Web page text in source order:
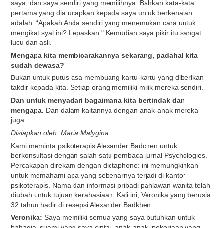
saya, dan saya sendiri yang memilihnya. Bahkan kata-kata
pertama yang dia ucapkan kepada saya untuk berkenalan
adalah: “Apakah Anda sendiri yang menemukan cara untuk
mengikat syal ini? Lepaskan." Kemudian saya pikir itu sangat
lucu dan asli.
Mengapa kita membicarakannya sekarang, padahal kita
sudah dewasa?
Bukan untuk putus asa membuang kartu-kartu yang diberikan
takdir kepada kita. Setiap orang memiliki milik mereka sendiri.
Dan untuk menyadari bagaimana kita bertindak dan
mengapa. Dan dalam kaitannya dengan anak-anak mereka
juga.
Disiapkan oleh: Maria Malygina
Kami meminta psikoterapis Alexander Badchen untuk
berkonsultasi dengan salah satu pembaca jurnal Psychologies.
Percakapan direkam dengan dictaphone: ini memungkinkan
untuk memahami apa yang sebenarnya terjadi di kantor
psikoterapis. Nama dan informasi pribadi pahlawan wanita telah
diubah untuk tujuan kerahasiaan. Kali ini, Veronika yang berusia
32 tahun hadir di resepsi Alexander Badkhen.
Veronika: Saya memiliki semua yang saya butuhkan untuk